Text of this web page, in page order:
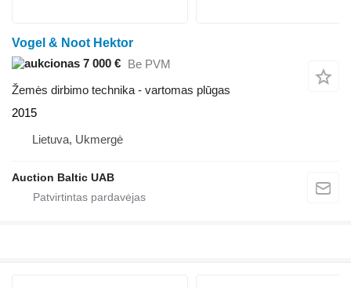
Vogel & Noot Hektor
7 000 € Be PVM
Žemės dirbimo technika - vartomas plūgas
2015
Lietuva, Ukmergė
Auction Baltic UAB